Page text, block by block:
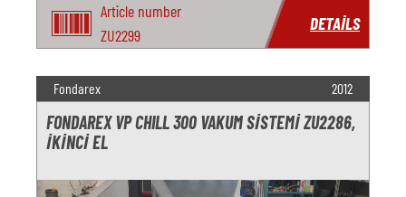
Article number
ZU2299
DETAILS
Fondarex 2012
FONDAREX VP CHILL 300 VAKUM SISTEMI ZU2286,
IKINCI EL